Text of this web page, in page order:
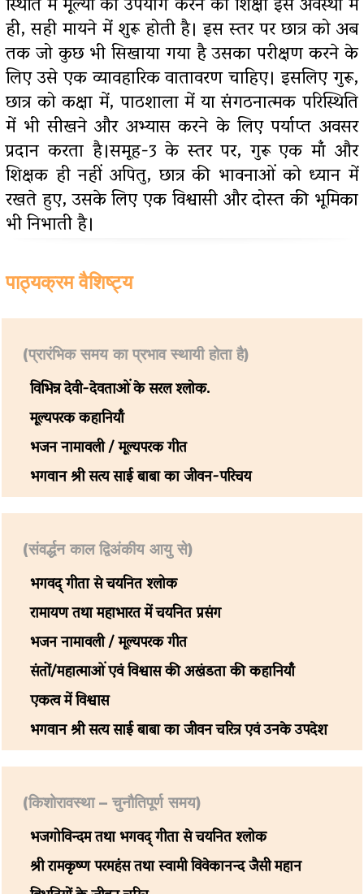
ही, सही मायने में शुरू होती है। इस स्तर पर छात्र को अब
तक जो कुछ भी सिखाया गया है उसका परीक्षण करने के
लिए उसे एक व्यावहारिक वातावरण चाहिए। इसलिए गुरू,
छात्र को कक्षा में, पाठशाला में या संगठनात्मक परिस्थिति
में भी सीखने और अभ्यास करने के लिए पर्याप्त अवसर
प्रदान करता है।समूह-3 के स्तर पर, गुरू एक मांँ और
शिक्षक ही नहीं अपितु, छात्र की भावनाओं को ध्यान में
रखते हुए, उसके लिए एक विश्वासी और दोस्त की भूमिका
भी निभाती है।
पाठ्यक्रम वैशिष्ट्य
(प्रारंभिक समय का प्रभाव स्थायी होता है)
विभिन्न देवी-देवताओं के सरल श्लोक.
मूल्यपरक कहानियांँ
भजन नामावली / मूल्यपरक गीत
भगवान श्री सत्य साई बाबा का जीवन-परिचय
(संवर्द्धन काल द्विअंकीय आयु से)
भगवद् गीता से चयनित श्लोक
रामायण तथा महाभारत में चयनित प्रसंग
भजन नामावली / मूल्यपरक गीत
संतों/महात्माओं एवं विश्वास की अखंडता की कहानियांँ
एकत्व में विश्वास
भगवान श्री सत्य साई बाबा का जीवन चरित्र एवं उनके उपदेश
(किशोरावस्था – चुनौतिपूर्ण समय)
भजगोविन्दम तथा भगवद् गीता से चयनित श्लोक
श्री रामकृष्ण परमहंस तथा स्वामी विवेकानन्द जैसी महान